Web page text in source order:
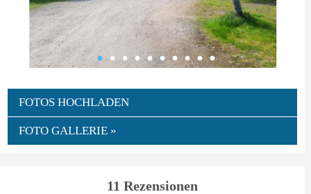
FOTOS HOCHLADEN
FOTO GALLERIE »
11 Rezensionen